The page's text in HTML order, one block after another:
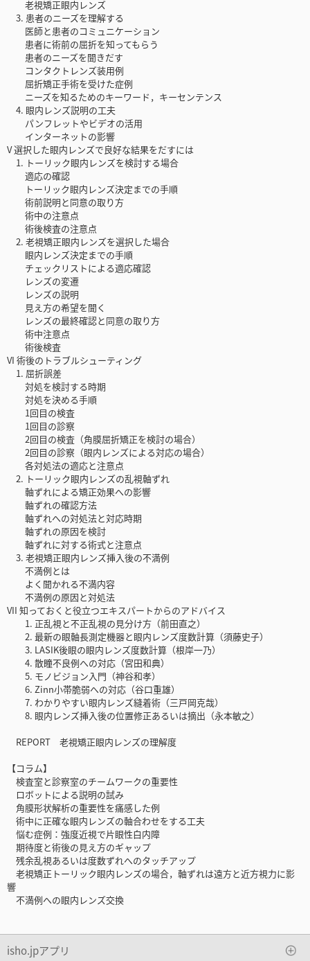
老視矯正眼内レンズ
3. 患者のニーズを理解する
医師と患者のコミュニケーション
患者に術前の屈折を知ってもらう
患者のニーズを聞きだす
コンタクトレンズ装用例
屈折矯正手術を受けた症例
ニーズを知るためのキーワード，キーセンテンス
4. 眼内レンズ説明の工夫
パンフレットやビデオの活用
インターネットの影響
V 選択した眼内レンズで良好な結果をだすには
1. トーリック眼内レンズを検討する場合
適応の確認
トーリック眼内レンズ決定までの手順
術前説明と同意の取り方
術中の注意点
術後検査の注意点
2. 老視矯正眼内レンズを選択した場合
眼内レンズ決定までの手順
チェックリストによる適応確認
レンズの変遷
レンズの説明
見え方の希望を聞く
レンズの最終確認と同意の取り方
術中注意点
術後検査
VI 術後のトラブルシューティング
1. 屈折誤差
対処を検討する時期
対処を決める手順
1回目の検査
1回目の診察
2回目の検査（角膜屈折矯正を検討の場合）
2回目の診察（眼内レンズによる対応の場合）
各対処法の適応と注意点
2. トーリック眼内レンズの乱視軸ずれ
軸ずれによる矯正効果への影響
軸ずれの確認方法
軸ずれへの対処法と対応時期
軸ずれの原因を検討
軸ずれに対する術式と注意点
3. 老視矯正眼内レンズ挿入後の不満例
不満例とは
よく聞かれる不満内容
不満例の原因と対処法
VII 知っておくと役立つエキスパートからのアドバイス
1. 正乱視と不正乱視の見分け方（前田直之）
2. 最新の眼軸長測定機器と眼内レンズ度数計算（須藤史子）
3. LASIK後眼の眼内レンズ度数計算（根岸一乃）
4. 散瞳不良例への対応（宮田和典）
5. モノビジョン入門（神谷和孝）
6. Zinn小帯脆弱への対応（谷口重雄）
7. わかりやすい眼内レンズ縫着術（三戸岡克哉）
8. 眼内レンズ挿入後の位置修正あるいは摘出（永本敏之）
REPORT 老視矯正眼内レンズの理解度
【コラム】
検査室と診察室のチームワークの重要性
ロボットによる説明の試み
角膜形状解析の重要性を痛感した例
術中に正確な眼内レンズの軸合わせをする工夫
悩む症例：強度近視で片眼性白内障
期待度と術後の見え方のギャップ
残余乱視あるいは度数ずれへのタッチアップ
老視矯正トーリック眼内レンズの場合，軸ずれは遠方と近方視力に影
響
不満例への眼内レンズ交換
isho.jpアプリ